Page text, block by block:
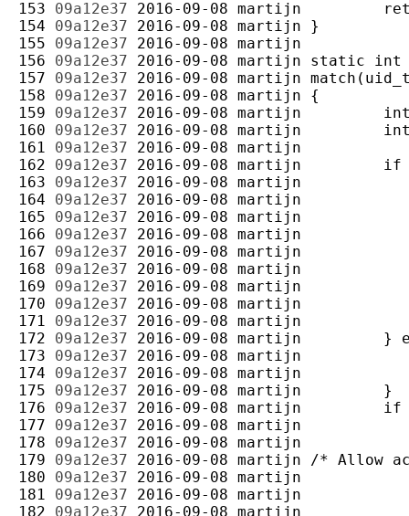
153 09a12e37 2016-09-08 martijn
154 09a12e37 2016-09-08 martijn
155 09a12e37 2016-09-08 martijn
156 09a12e37 2016-09-08 martijn
157 09a12e37 2016-09-08 martijn
158 09a12e37 2016-09-08 martijn
159 09a12e37 2016-09-08 martijn
160 09a12e37 2016-09-08 martijn
161 09a12e37 2016-09-08 martijn
162 09a12e37 2016-09-08 martijn
163 09a12e37 2016-09-08 martijn
164 09a12e37 2016-09-08 martijn
165 09a12e37 2016-09-08 martijn
166 09a12e37 2016-09-08 martijn
167 09a12e37 2016-09-08 martijn
168 09a12e37 2016-09-08 martijn
169 09a12e37 2016-09-08 martijn
170 09a12e37 2016-09-08 martijn
171 09a12e37 2016-09-08 martijn
172 09a12e37 2016-09-08 martijn
173 09a12e37 2016-09-08 martijn
174 09a12e37 2016-09-08 martijn
175 09a12e37 2016-09-08 martijn
176 09a12e37 2016-09-08 martijn
177 09a12e37 2016-09-08 martijn
178 09a12e37 2016-09-08 martijn
179 09a12e37 2016-09-08 martijn
180 09a12e37 2016-09-08 martijn
181 09a12e37 2016-09-08 martijn
182 09a12e37 2016-09-08 martijn